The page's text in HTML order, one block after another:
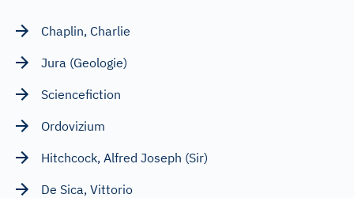
Chaplin, Charlie
Jura (Geologie)
Sciencefiction
Ordovizium
Hitchcock, Alfred Joseph (Sir)
De Sica, Vittorio